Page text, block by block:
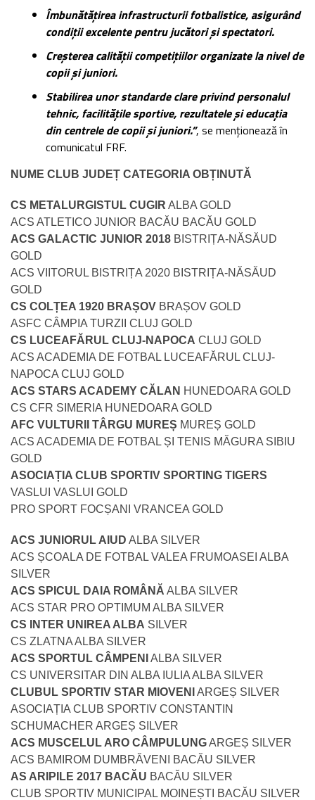
Îmbunătățirea infrastructurii fotbalistice, asigurând
condiții excelente pentru jucători și spectatori.
Creșterea calității competițiilor organizate la nivel de
copii și juniori.
Stabilirea unor standarde clare privind personalul
tehnic, facilitățile sportive, rezultatele și educația
din centrele de copii și juniori.”, se menționează în
comunicatul FRF.
NUME CLUB JUDEȚ CATEGORIA OBȚINUTĂ
CS METALURGISTUL CUGIR ALBA GOLD
ACS ATLETICO JUNIOR BACĂU BACĂU GOLD
ACS GALACTIC JUNIOR 2018 BISTRIȚA-NĂSĂUD
GOLD
ACS VIITORUL BISTRIȚA 2020 BISTRIȚA-NĂSĂUD
GOLD
CS COLȚEA 1920 BRAȘOV BRAȘOV GOLD
ASFC CÂMPIA TURZII CLUJ GOLD
CS LUCEAFĂRUL CLUJ-NAPOCA CLUJ GOLD
ACS ACADEMIA DE FOTBAL LUCEAFĂRUL CLUJ-
NAPOCA CLUJ GOLD
ACS STARS ACADEMY CĂLAN HUNEDOARA GOLD
CS CFR SIMERIA HUNEDOARA GOLD
AFC VULTURII TÂRGU MUREȘ MUREȘ GOLD
ACS ACADEMIA DE FOTBAL ȘI TENIS MĂGURA SIBIU
GOLD
ASOCIAȚIA CLUB SPORTIV SPORTING TIGERS
VASLUI VASLUI GOLD
PRO SPORT FOCȘANI VRANCEA GOLD
ACS JUNIORUL AIUD ALBA SILVER
ACS ȘCOALA DE FOTBAL VALEA FRUMOASEI ALBA
SILVER
ACS SPICUL DAIA ROMÂNĂ ALBA SILVER
ACS STAR PRO OPTIMUM ALBA SILVER
CS INTER UNIREA ALBA SILVER
CS ZLATNA ALBA SILVER
ACS SPORTUL CÂMPENI ALBA SILVER
CS UNIVERSITAR DIN ALBA IULIA ALBA SILVER
CLUBUL SPORTIV STAR MIOVENI ARGEȘ SILVER
ASOCIAȚIA CLUB SPORTIV CONSTANTIN
SCHUMACHER ARGEȘ SILVER
ACS MUSCELUL ARO CÂMPULUNGARGEȘ SILVER
ACS BAMIROM DUMBRĂVENI BACĂU SILVER
AS ARIPILE 2017 BACĂU BACĂU SILVER
CLUB SPORTIV MUNICIPAL MOINEȘTI BACĂU SILVER